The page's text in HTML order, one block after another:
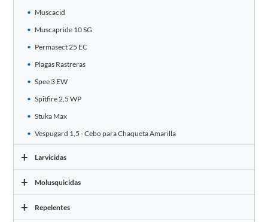
Muscacid
Muscapride 10 SG
Permasect 25 EC
Plagas Rastreras
Spee 3 EW
Spitfire 2,5 WP
Stuka Max
Vespugard 1,5 - Cebo para Chaqueta Amarilla
+ Larvicidas
+ Molusquicidas
+ Repelentes